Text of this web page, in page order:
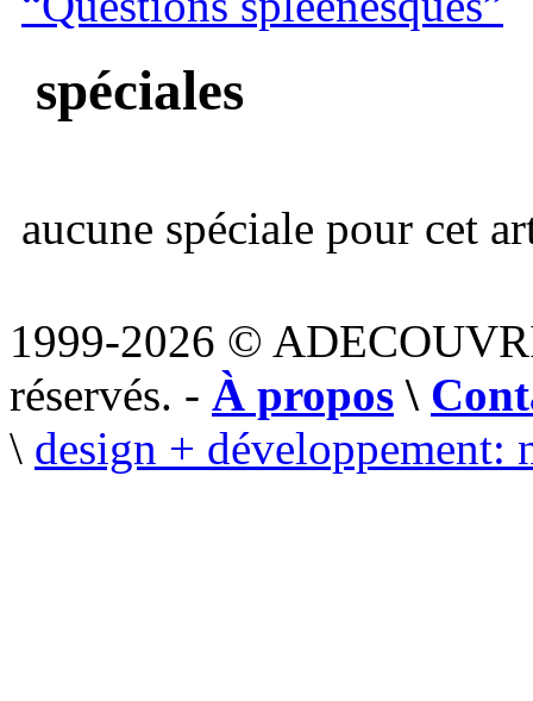
spéciales
aucune spéciale pour cet
1999-2026 ©
réservés. - À propos \
\ design + développement: